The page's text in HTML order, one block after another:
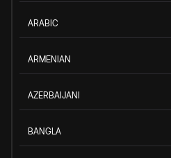
ARABIC
ARMENIAN
AZERBAIJANI
BANGLA